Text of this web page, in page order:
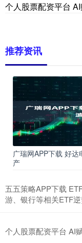
个人股票配资平台
推荐资讯
广瑞网APP下载 好
产
五五策略APP下载
游、银行等相关ETF逆
个人股票配资平台 AI